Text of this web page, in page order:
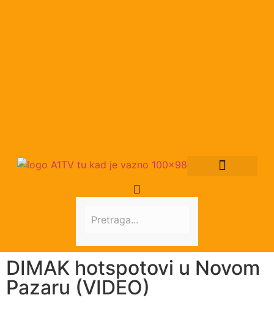
DIMAK hotspotovi u Novom
Pazaru (VIDEO)